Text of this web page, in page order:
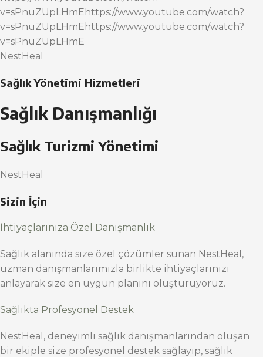
v=sPnuZUpLHmEhttps://www.youtube.com/watch?
v=sPnuZUpLHmEhttps://www.youtube.com/watch?
v=sPnuZUpLHmE
NestHeal
Sağlık Yönetimi Hizmetleri
Sağlık Danışmanlığı
Sağlık Turizmi Yönetimi
NestHeal
Sizin İçin
İhtiyaçlarınıza Özel Danışmanlık
Sağlık alanında size özel çözümler sunan NestHeal,
uzman danışmanlarımızla birlikte ihtiyaçlarınızı
anlayarak size en uygun planını oluşturuyoruz.
Sağlıkta Profesyonel Destek
NestHeal, deneyimli sağlık danışmanlarından oluşan
bir ekiple size profesyonel destek sağlayıp, sağlık